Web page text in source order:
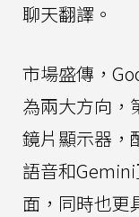
聊天翻譯。
市場盛傳，
為兩大方向，
鏡片顯示器，
語音和
面，同時也更